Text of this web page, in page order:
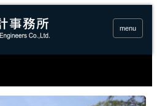
menu